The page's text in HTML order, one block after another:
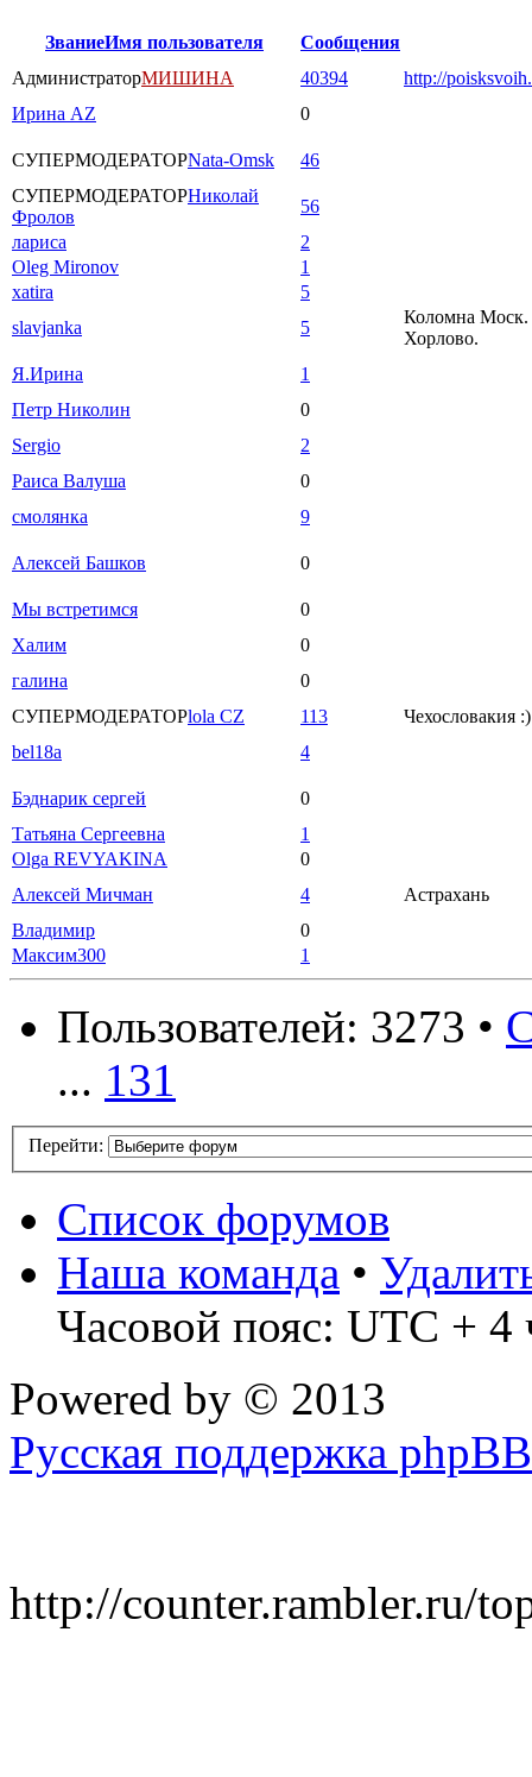
ЗваниеИмя пользователя
Сообщения
АдминистраторМИШИНА 40394
http://
Ирина AZ
0
СУПЕРМОДЕРАТОРNata-Omsk
46
СУПЕРМОДЕРАТОРНиколай
Фролов
56
лариса
2
Oleg Mironov
1
xatira
5
slavjanka
5
Коломна Моск.
Хорлово.
Я.Ирина
1
Петр Николин
0
Sergio
2
Раиса Валуша
0
смолянка
9
Алексей Башков 0
Мы встретимся
0
Халим
0
галина
0
СУПЕРМОДЕРАТОРlola CZ 113
Чехословакия :)
bel18a
4
Бэднарик сергей
0
Татьяна Сергеевна
1
Olga REVYAKINA
0
Алексей Мичман
4
Астрахань
Владимир
0
Максим300
1
Пользователей: 3273 •
... 131
Перейти:
Список форумов
Наша команда •
Часовой пояс: UTC + 4
Powered by © 2013
Русская поддержка phpBB
http://counter.rambler.ru/